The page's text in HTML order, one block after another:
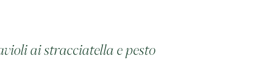
ai stracciatella e pesto